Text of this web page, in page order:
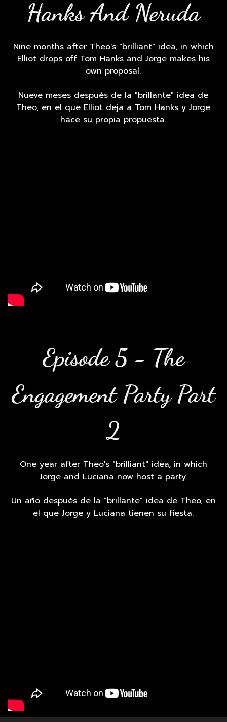
Hanks And Neruda
Nine months after Theo's "brilliant" idea, in which
Elliot drops off Tom Hanks and Jorge makes his
own proposal.
Nueve meses después de la "brillante" idea de
Theo, en el que Elliot deja a Tom Hanks y Jorge
hace su propia propuesta.
Episode 5 - The
Engagement Party Part
2
One year after Theo's "brilliant" idea, in which
Jorge and Luciana now host a party.
Un año después de la "brillante" idea de Theo, en
el que Jorge y Luciana tienen su fiesta.